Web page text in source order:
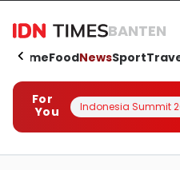
BANTEN
HomeFoodNewsSport
For
You
Indonesia Summit